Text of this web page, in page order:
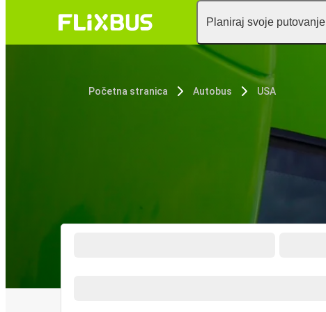
Planiraj svoje putovanje
Početna stranica Autobus USA